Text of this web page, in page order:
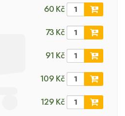
60 Kč
73 Kč
91 Kč
109 Kč
129 Kč